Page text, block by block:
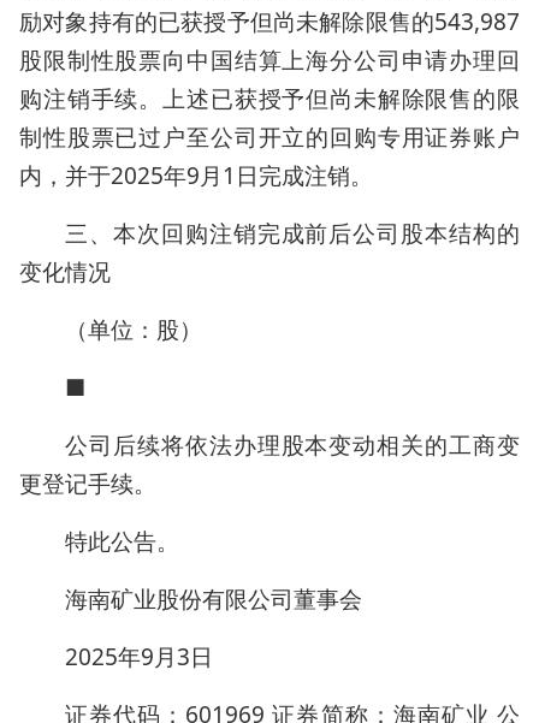
励对象持有的已获授予但尚未解除限售的543,987
股限制性股票向中国结算上海分公司申请办理回
购注销手续。上述已获授予但尚未解除限售的限
制性股票已过户至公司开立的回购专用证券账户
内，并于2025年9月1日完成注销。
三、本次回购注销完成前后公司股本结构的
变化情况
（单位：股）
■
公司后续将依法办理股本变动相关的工商变
更登记手续。
特此公告。
海南矿业股份有限公司董事会
2025年9月3日
证券代码：601969 证券简称：海南矿业 公